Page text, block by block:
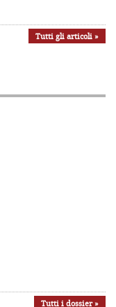
Tutti gli articoli »
Tutti i dossier »